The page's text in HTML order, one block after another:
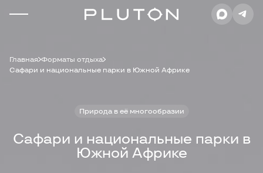
Главная Форматы отдыха
Сафари и национальные парки в Южной Африке
Природа в её многообразии
Сафари и национальные парки в
Южной Африке